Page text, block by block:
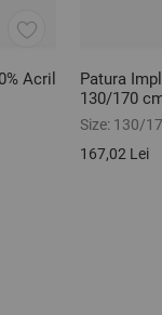
Acril
Patura
130/170
Size: 130/
167,02 Lei